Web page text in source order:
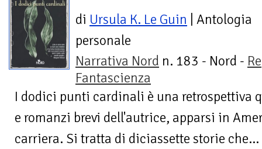
di Ursula K. Le Guin | Antologia
personale
Narrativa Nord n. 183 - Nord -
Fantascienza
I dodici punti cardinali è una retrospettiva
e romanzi brevi dell'autrice, apparsi in
carriera. Si tratta di diciassette storie che...